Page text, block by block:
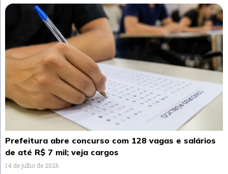
Prefeitura abre concurso com 128 vagas e salários
de até R$ 7 mil; veja cargos
14 de julho de 2026